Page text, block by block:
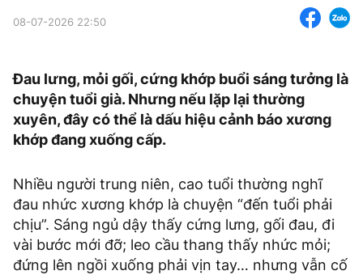
08-07-2026 22:50
Đau lưng, mỏi gối, cứng khớp buổi sáng tưởng là
chuyện tuổi già. Nhưng nếu lặp lại thường
xuyên, đây có thể là dấu hiệu cảnh báo xương
khớp đang xuống cấp.
Nhiều người trung niên, cao tuổi thường nghĩ
đau nhức xương khớp là chuyện “đến tuổi phải
chịu”. Sáng ngủ dậy thấy cứng lưng, gối đau, đi
vài bước mới đỡ; leo cầu thang thấy nhức mỏi;
đứng lên ngồi xuống phải vịn tay… nhưng vẫn cố